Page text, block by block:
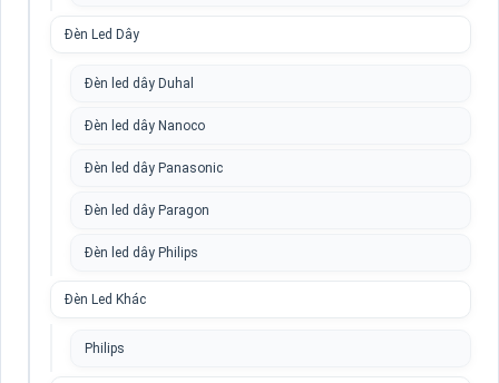
Đèn Led Dây
Đèn led dây Duhal
Đèn led dây Nanoco
Đèn led dây Panasonic
Đèn led dây Paragon
Đèn led dây Philips
Đèn Led Khác
Philips